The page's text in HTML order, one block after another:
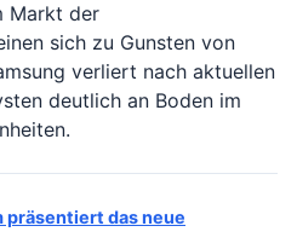
Markt der
sich zu Gunsten von
verliert nach aktuellen
deutlich an Boden im
präsentiert das neue